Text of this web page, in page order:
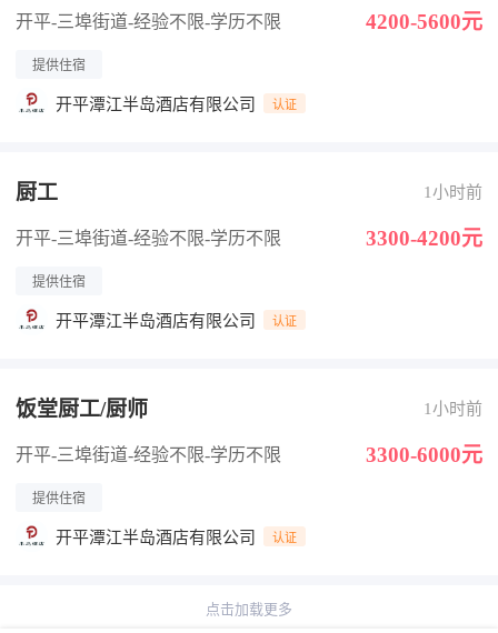
开平-三埠街道-经验不限-学历不限 4200-5600元
提供住宿
开平潭江半岛酒店有限公司 认证
厨工 1小时前
开平-三埠街道-经验不限-学历不限 3300-4200元
提供住宿
开平潭江半岛酒店有限公司 认证
饭堂厨工/厨师 1小时前
开平-三埠街道-经验不限-学历不限 3300-6000元
提供住宿
开平潭江半岛酒店有限公司 认证
点击加载更多